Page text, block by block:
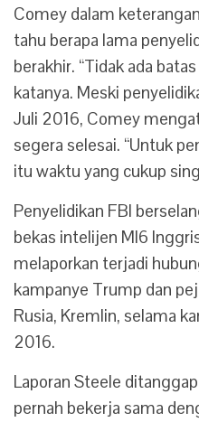
Comey dalam
tahu berapa lama
berakhir. “Tidak ada
katanya. Meski
Juli 2016, Comey
segera selesai. “Untuk
itu waktu yang cukup
Penyelidikan FBI
bekas intelijen MI6
melaporkan terjadi
kampanye Trump dan
Rusia, Kremlin, selama
2016.
Laporan Steele
pernah bekerja sama